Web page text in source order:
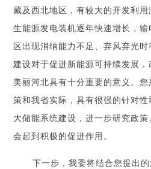
藏及西北地区，有较大的开发利
生能源发电装机逐年快速增长，
区出现消纳能力不足、弃风弃光
建设对于促进新能源可持续发展
美丽河北具有十分重要的意义。
策和我省实际，具有很强的针对
大储能系统建设，进一步研究政
会起到积极的促进作用。
下一步，我委将结合您提出